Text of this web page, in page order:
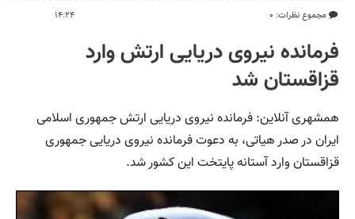
مجموع نظرات: ۰ ۱۴:۲۴
فرمانده نیروی دریایی ارتش وارد
قزاقستان شد
همشهری آنلاین: فرمانده نیروی دریایی ارتش جمهوری اسلامی
ایران در صدر هیاتی، به دعوت فرمانده نیروی دریایی جمهوری
قزاقستان وارد آستانه پایتخت این کشور شد.